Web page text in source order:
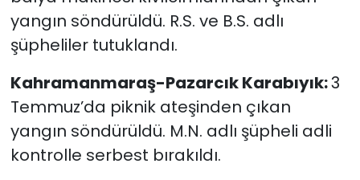
yangın söndürüldü. R.S. ve B.S. adlı
şüpheliler tutuklandı.
Kahramanmaraş-Pazarcık Karabıyık:3
Temmuz’da piknik ateşinden çıkan
yangın söndürüldü. M.N. adlı şüpheli adli
kontrolle serbest bırakıldı.